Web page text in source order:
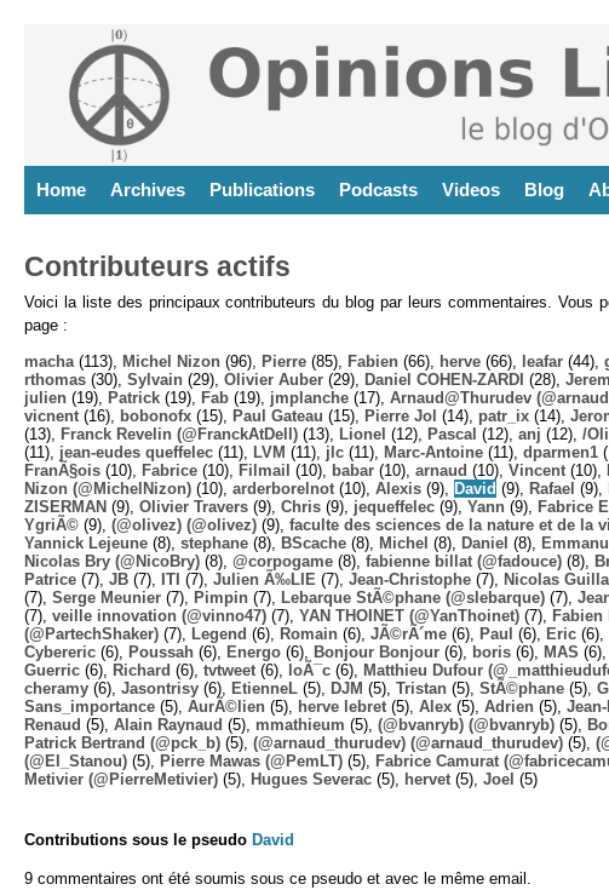
Home Archives Publications Podcasts Videos Blog
Contributeurs actifs
Voici la liste des principaux contributeurs du blog par leurs commentaires. Vous
page :
macha (113), Michel Nizon (96), Pierre (85), Fabien (66), herve (66), leafar (44),
rthomas (30), Sylvain (29), Olivier Auber (29), Daniel COHEN-ZARDI (28),
julien (19), Patrick (19), Fab (19), jmplanche (17), Arnaud@Thurudev
vicnent (16), bobonofx (15), Paul Gateau (15), Pierre Jol (14), patr_ix (14),
(13),
Franck Revelin (@FranckAtDell) (13), Lionel (12), Pascal (12), anj (12), /
(11), jean-eudes queffelec (11), LVM (11), jlc (11), Marc-Antoine (11), dparmen1
FranÃ§ois (10), Fabrice (10), Filmail (10), babar (10), arnaud (10), Vincent (10),
Nizon (@MichelNizon) (10), arderborelnot (10), Alexis (9), David (9), Rafael (9),
ZISERMAN (9), Olivier Travers (9), Chris (9), jequeffelec (9), Yann (9), Fabrice
YgriÃ© (9), (@olivez) (@olivez) (9), faculte des sciences de la nature et de la
Yannick Lejeune (8), stephane (8), BScache (8), Michel (8), Daniel (8),
Nicolas Bry (@NicoBry) (8), @corpogame (8), fabienne billat (@fadouce) (8),
Patrice (7), JB (7), ITI (7), Julien Ã‰LIE (7), Jean-Christophe (7), Nicolas
(7), Serge Meunier (7), Pimpin (7), Lebarque StÃ©phane (@slebarque) (7),
(7), veille innovation (@vinno47) (7), YAN THOINET (@YanThoinet) (7), Fabien
(@PartechShaker) (7), Legend (6), Romain (6), JÃ©rÃ´me (6), Paul (6), Eric (6),
Cybereric (6), Poussah (6), Energo (6), Bonjour Bonjour (6), boris (6), MAS (6),
Guerric (6), Richard (6), tvtweet (6), loÃ¯c (6), Matthieu Dufour
cheramy (6), Jasontrisy (6), EtienneL (5), DJM (5), Tristan (5), StÃ©phane (5),
Sans_importance (5), AurÃ©lien (5), herve lebret (5), Alex (5), Adrien (5),
Renaud (5), Alain Raynaud (5), mmathieum (5), (@bvanryb) (@bvanryb) (5),
Patrick Bertrand (@pck_b) (5), (@arnaud_thurudev) (@arnaud_thurudev) (5),
(@El_Stanou) (5), Pierre Mawas (@PemLT) (5), Fabrice Camurat
Metivier (@PierreMetivier) (5), Hugues Severac (5), hervet (5), Joel (5)
Contributions sous le pseudo David
9 commentaires ont été soumis sous ce pseudo et avec le même email.